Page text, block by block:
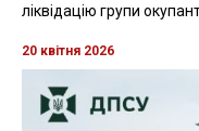
ліквідацію групи
20 квітня 2026